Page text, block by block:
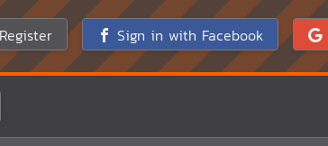
Register Sign in with Facebook